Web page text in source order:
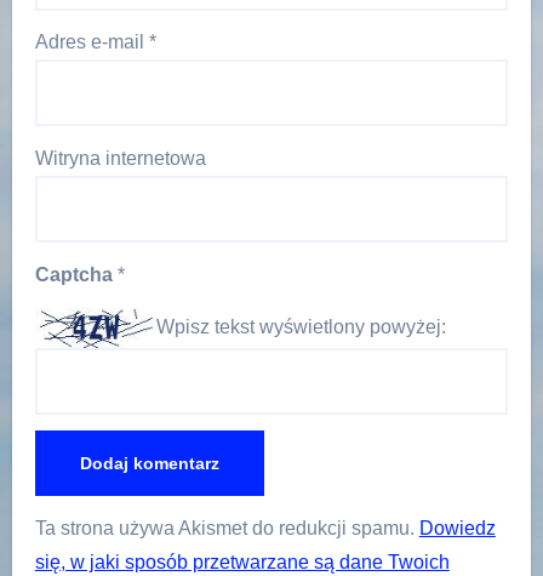
Adres e-mail *
Witryna internetowa
Captcha *
Wpisz tekst wyświetlony powyżej:
Ta strona używa Akismet do redukcji spamu. Dowiedz
się, w jaki sposób przetwarzane są dane Twoich